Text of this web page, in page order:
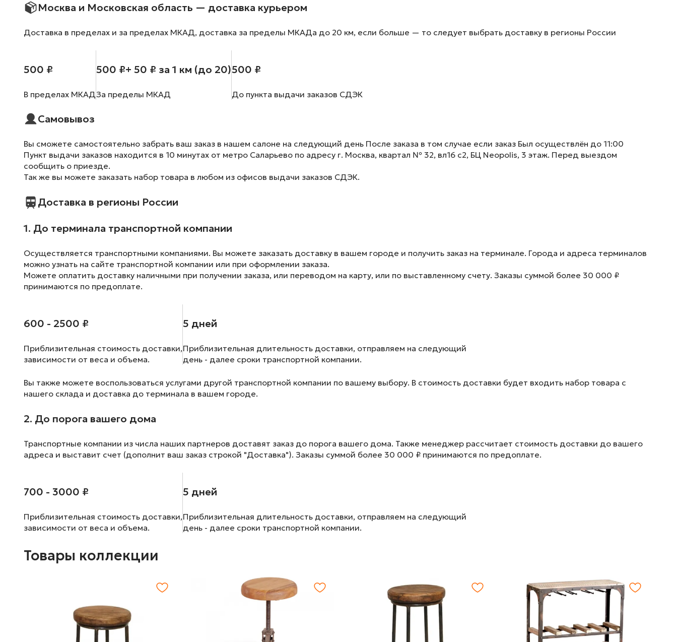
Москва и Московская область — доставка курьером
Доставка в пределах и за пределах МКАД, доставка за пределы МКАДа до 20 км, если больше — то следует выбрать доставку в регионы России
500 ₽
В пределах МКАД
500 ₽+ 50 ₽ за 1 км (до 20)
За пределы МКАД
500 ₽
До пункта выдачи заказов СДЭК
Самовывоз
Вы сможете самостоятельно забрать ваш заказ в нашем салоне на следующий день После заказа в том случае если заказ Был осуществлён до 11:00
Пункт выдачи заказов находится в 10 минутах от метро Саларьево по адресу г. Москва, квартал № 32, вл16 с2, БЦ Neopolis, 3 этаж. Перед выездом
сообщить о приезде.
Так же вы можете заказать набор товара в любом из офисов выдачи заказов СДЭК.
Доставка в регионы России
1. До терминала транспортной компании
Осуществляется транспортными компаниями. Вы можете заказать доставку в вашем городе и получить заказ на терминале. Города и адреса терминалов
можно узнать на сайте транспортной компании или при оформлении заказа.
Можете оплатить доставку наличными при получении заказа, или переводом на карту, или по выставленному счету. Заказы суммой более 30 000 ₽
принимаются по предоплате.
600 - 2500 ₽
Приблизительная стоимость доставки,
зависимости от веса и объема.
5 дней
Приблизительная длительность доставки, отправляем на следующий
день - далее сроки транспортной компании.
Вы также можете воспользоваться услугами другой транспортной компании по вашему выбору. В стоимость доставки будет входить набор товара с
нашего склада и доставка до терминала в вашем городе.
2. До порога вашего дома
Транспортные компании из числа наших партнеров доставят заказ до порога вашего дома. Также менеджер рассчитает стоимость доставки до вашего
адреса и выставит счет (дополнит ваш заказ строкой "Доставка"). Заказы суммой более 30 000 ₽ принимаются по предоплате.
700 - 3000 ₽
Приблизительная стоимость доставки,
зависимости от веса и объема.
5 дней
Приблизительная длительность доставки, отправляем на следующий
день - далее сроки транспортной компании.
Товары коллекции